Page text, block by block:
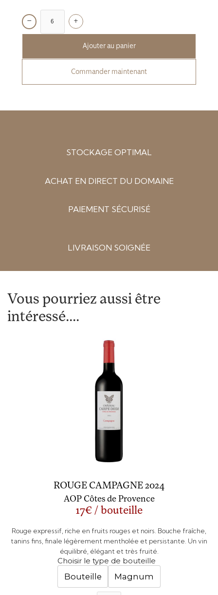
− +
Commander maintenant
STOCKAGE OPTIMAL
ACHAT EN DIRECT DU DOMAINE
PAIEMENT SÉCURISÉ
LIVRAISON SOIGNÉE
Vous pourriez aussi être
intéressé....
ROUGE CAMPAGNE 2024
AOP Côtes de Provence
17€ / bouteille
Rouge expressif, riche en fruits rouges et noirs. Bouche fraîche,
tanins fins, finale légèrement mentholée et persistante. Un vin
équilibré, élégant et très fruité.
Choisir le type de bouteille
Bouteille Magnum